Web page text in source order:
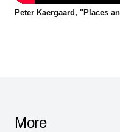
Peter Kaergaard, "Places
More